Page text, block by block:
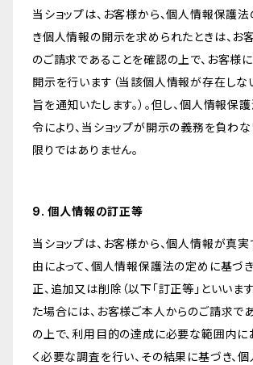
当ショップは、お客様から、個人情報保護
き個人情報の開示を求められたときは、お
のご請求であることを確認の上で、お客様に
開示を行います（当該個人情報が存在しな
旨を通知いたします。）。但し、個人情報保
令により、当ショップが開示の義務を負わ
限りではありません。
9. 個人情報の訂正等
当ショップは、お客様から、個人情報が真
由によって、個人情報保護法の定めに基づ
正、追加又は削除（以下「訂正等」といいま
た場合には、お客様ご本人からのご請求で
の上で、利用目的の達成に必要な範囲内に
く必要な調査を行い、その結果に基づき、